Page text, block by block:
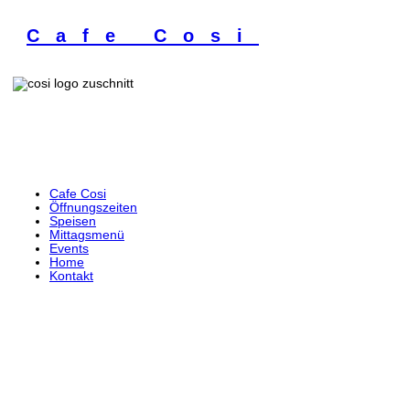
Cafe Cosi
Cafe Cosi
Öffnungszeiten
Speisen
Mittagsmenü
Events
Home
Kontakt